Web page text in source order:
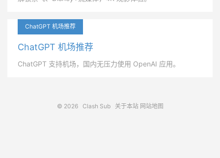
ChatGPT 机场推荐
ChatGPT 机场推荐
ChatGPT 支持机场，国内无压力使用 OpenAI 应用。
© 2026 Clash Sub 关于本站 网站地图